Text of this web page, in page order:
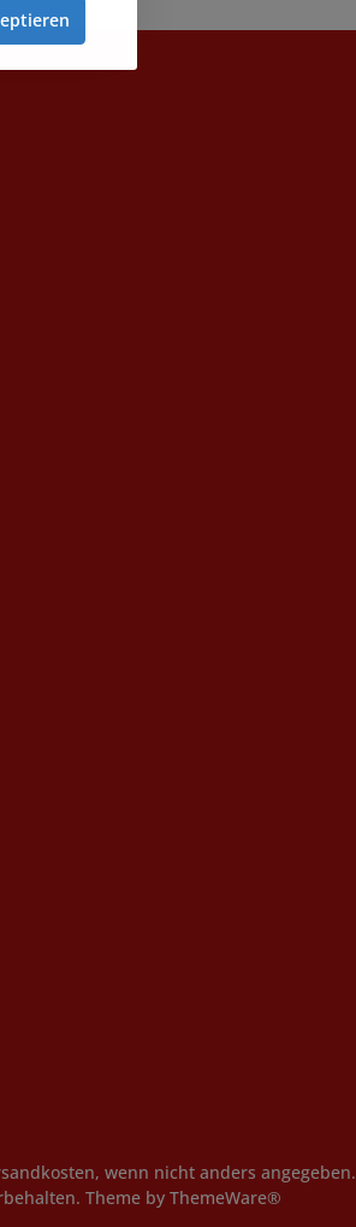
, wenn nicht anders angegeben.
Theme by ThemeWare®